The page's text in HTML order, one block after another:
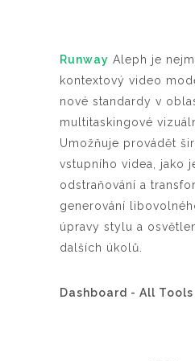
Runway Aleph je
kontextový video
nové standardy v
multitaskingové
Umožňuje provádět
vstupního videa, jako
odstraňování a
generování
úpravy stylu a
dalších úkolů.
Dashboard - All